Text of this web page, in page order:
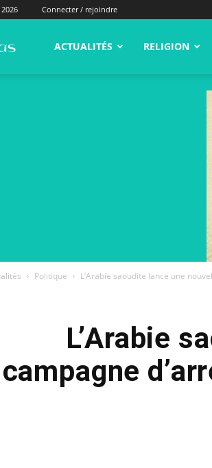
Connecter / rejoindre
alNas.fr ACTUALITÉS RELIGION
Politique L’Arabie saoudite lance une
L’Arabie
campagne